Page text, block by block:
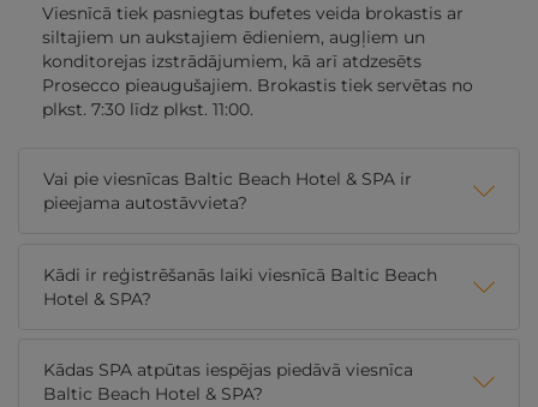
Viesnīcā tiek pasniegtas bufetes veida brokastis ar
siltajiem un aukstajiem ēdieniem, augļiem un
konditorejas izstrādājumiem, kā arī atdzesēts
Prosecco pieaugušajiem. Brokastis tiek servētas no
plkst. 7:30 līdz plkst. 11:00.
Vai pie viesnīcas Baltic Beach Hotel & SPA ir
pieejama autostāvvieta?
Kādi ir reģistrēšanās laiki viesnīcā Baltic Beach
Hotel & SPA?
Kādas SPA atpūtas iespējas piedāvā viesnīca
Baltic Beach Hotel & SPA?